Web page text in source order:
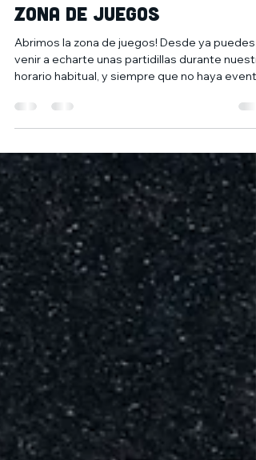
15 jun 1 min de lectura
ZONA DE JUEGOS
Abrimos la zona de juegos! Desde ya puedes
horario habitual, y siempre que no haya evento
en tienda 😎 Consulta el calendario de
planificar tu tarde de juegos!
https://www.7heroes.es/eventos 📆 De lunes a
sábado, en nuestro horario habitual 👥 1,50€
persona (incluye una bebida fresquita) 🃏 Usa
nuestra ludoteca, o trae tus juegos! ⚠
Disponible siempre que no haya evento y